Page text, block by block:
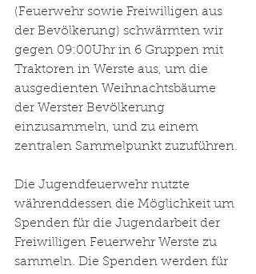
(Feuerwehr sowie Freiwilligen aus
der Bevölkerung) schwärmten wir
gegen 09:00Uhr in 6 Gruppen mit
Traktoren in Werste aus, um die
ausgedienten Weihnachtsbäume
der Werster Bevölkerung
einzusammeln, und zu einem
zentralen Sammelpunkt zuzuführen.
Die Jugendfeuerwehr nutzte
währenddessen die Möglichkeit um
Spenden für die Jugendarbeit der
Freiwilligen Feuerwehr Werste zu
sammeln. Die Spenden werden für